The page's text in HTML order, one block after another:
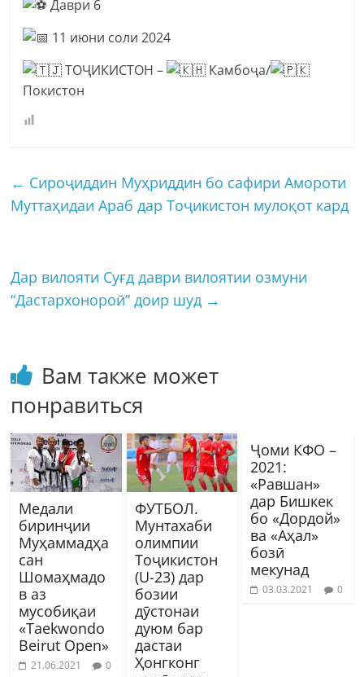
Даври 6
11 июни соли 2024
ТОҶИКИСТОН –
Камбоҷа/
Покистон
← Сироҷиддин Муҳриддин бо сафири Амороти
Муттаҳидаи Араб дар Тоҷикистон мулоқот кард
Дар вилояти Суғд даври вилоятии озмуни
“Дастархонороӣ” доир шуд →
Вам также может
понравиться
Медали
биринҷии
Муҳаммадҳа
сан
Шомаҳмадо
в аз
мусобиқаи
«Taekwondo
Beirut Open»
21.06.2021 0
ФУТБОЛ.
Мунтахаби
олимпии
Тоҷикистон
(U-23) дар
бозии
дӯстонаи
дуюм бар
дастаи
Ҳонгконг
Ҷоми КФО –
2021:
«Равшан»
дар Бишкек
бо «Дордой»
ва «Аҳал»
бозӣ
мекунад
03.03.2021 0